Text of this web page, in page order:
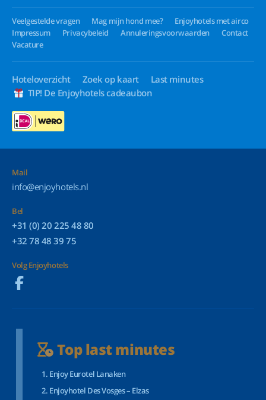
Veelgestelde vragen Mag mijn hond mee?
Enjoyhotels met airco
Impressum
Privacybeleid Annuleringsvoorwaarden
Contact
Vacature
Hoteloverzicht Zoek op kaart
Last minutes
TIP! De Enjoyhotels cadeaubon
Mail
info@enjoyhotels.nl
Bel
+31 (0) 20 225 48 80
+32 78 48 39 75
Volg Enjoyhotels
Top last minutes
Enjoy Eurotel Lanaken
Enjoyhotel Des Vosges – Elzas